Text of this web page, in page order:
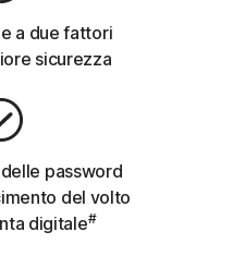
a due fattori
sicurezza
password
del volto
digitale#